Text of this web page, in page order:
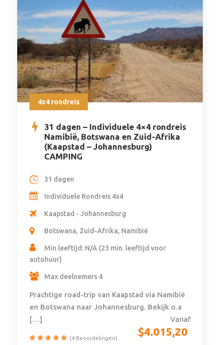
4x4 rondreis
31 dagen – Individuele 4×4 rondreis
Namibië, Botswana en Zuid-Afrika
(Kaapstad – Johannesburg)
CAMPING
Vanaf
$4.015,20
31 dagen
Individuele Rondreis 4x4
Kaapstad - Johannesburg
Botswana, Zuid-Afrika, Namibië
Min leeftijd: N/A (23 min. leeftijd voor
autohuur)
Max deelnemers 4
Prachtige road-trip van Kaapstad via Namibië
en Botswana naar Johannesburg. Bekijk o.a
[…]
(4 Beoordelingen)